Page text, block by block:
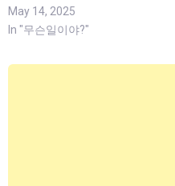
May 14, 2025
In "무슨일이야?"